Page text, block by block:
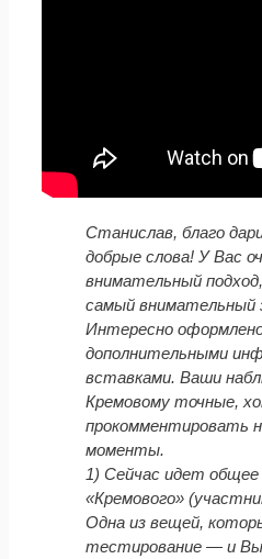
Станислав, благо
добрые слова! У Вас
внимательный
самый внимательный
Интересно
дополнительными
вставками. Ваши
Кремовому точные,
прокомментировать
моменты.
1) Сейчас идет
«Кремового»
Одна из вещей,
тестирование — и